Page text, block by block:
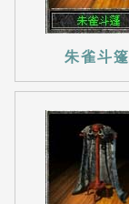
朱雀斗篷